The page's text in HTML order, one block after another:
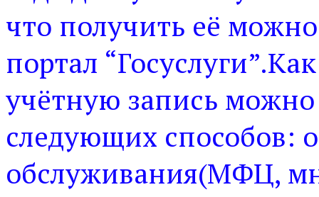
что получить её
портал
учётную запись
следующих способов:
обслуживания(МФЦ,